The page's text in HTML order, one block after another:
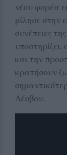
νέου φορέα
μίλησε στην
συνέπειες
και την
κρατήσουν
Λέσβου.